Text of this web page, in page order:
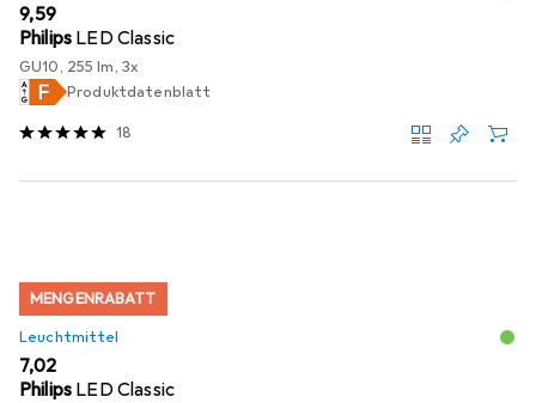
EUR
9,59
Philips LED Classic
GU10, 255 lm, 3x
Produktdatenblatt
18
MENGENRABATT
Leuchtmittel
EUR
7,02
Philips LED Classic